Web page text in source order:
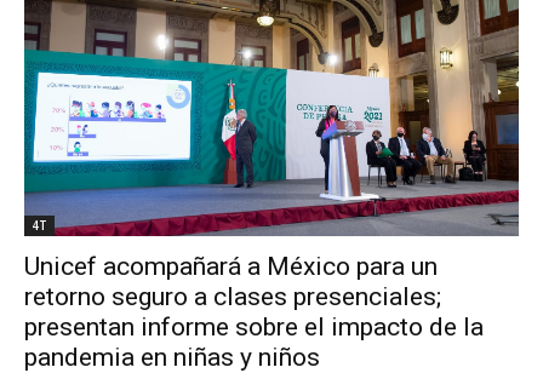
4T
Unicef acompañará a México para un
retorno seguro a clases presenciales;
presentan informe sobre el impacto de la
pandemia en niñas y niños